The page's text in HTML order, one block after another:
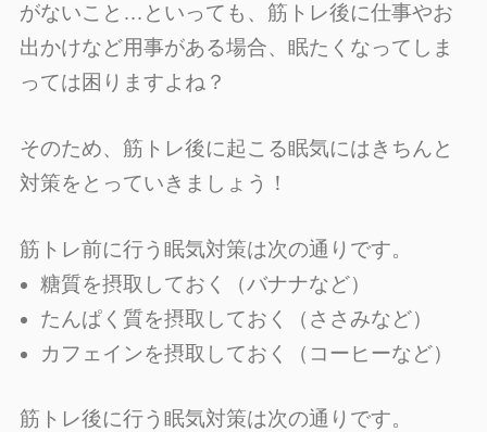
がないこと…といっても、筋トレ後に仕事やお
出かけなど用事がある場合、眠たくなってしま
っては困りますよね？
そのため、筋トレ後に起こる眠気にはきちんと
対策をとっていきましょう！
筋トレ前に行う眠気対策は次の通りです。
糖質を摂取しておく（バナナなど）
たんぱく質を摂取しておく（ささみなど）
カフェインを摂取しておく（コーヒーなど）
筋トレ後に行う眠気対策は次の通りです。